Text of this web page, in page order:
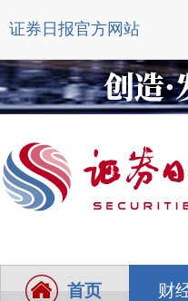
证券日报官方网站
首页 财